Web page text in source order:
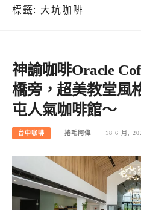
標籤: 大坑咖啡
神諭咖啡Oracle
橋旁，超美教堂風
屯人氣咖啡館～
台中咖啡 捲毛阿偉 18 6 月,